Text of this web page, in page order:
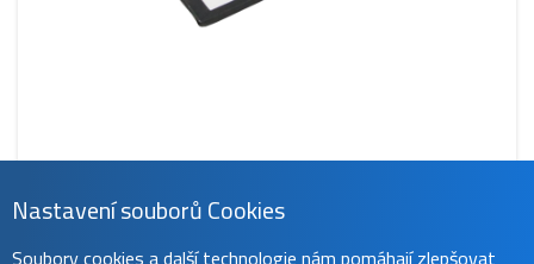
Nastavení souborů Cookies